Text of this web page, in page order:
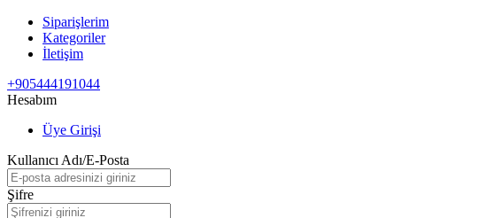
Siparişlerim
Kategoriler
İletişim
+905444191044
Hesabım
Üye Girişi
Kullanıcı Adı/E-Posta
Şifre